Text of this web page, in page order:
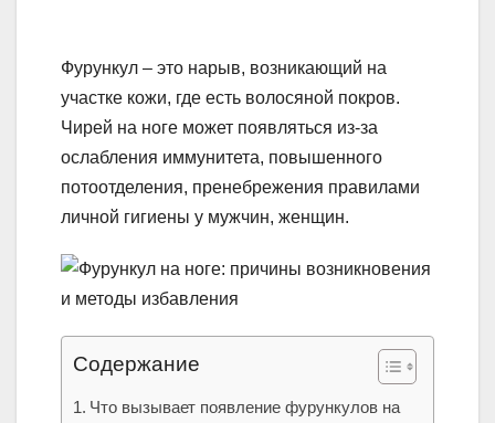
Фурункул – это нарыв, возникающий на
участке кожи, где есть волосяной покров.
Чирей на ноге может появляться из-за
ослабления иммунитета, повышенного
потоотделения, пренебрежения правилами
личной гигиены у мужчин, женщин.
Содержание
Что вызывает появление фурункулов на